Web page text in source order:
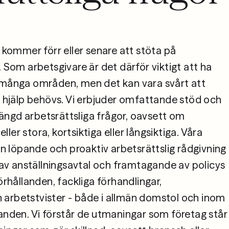
förr eller senare att stöta på
arbetsgivare är det därför viktigt att ha
områden, men det kan vara svårt att
behövs. Vi erbjuder omfattande stöd och
arbetsrättsliga frågor, oavsett om
stora, kortsiktiga eller långsiktiga. Våra
löpande och proaktiv arbetsrättslig rådgivning
anställningsavtal och framtagande av policys
fackliga förhandlingar,
- både i allmän domstol och inom
Vi förstår de utmaningar som företag står